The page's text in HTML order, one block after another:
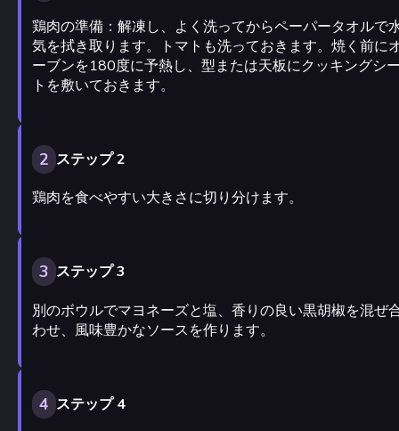
鶏肉の準備：解凍し、よく洗ってからペーパータオルで
気を拭き取ります。トマトも洗っておきます。焼く前に
ーブンを180度に予熱し、型または天板にクッキングシ
トを敷いておきます。
2 ステップ 2
鶏肉を食べやすい大きさに切り分けます。
3 ステップ 3
別のボウルでマヨネーズと塩、香りの良い黒胡椒を混ぜ
わせ、風味豊かなソースを作ります。
4 ステップ 4